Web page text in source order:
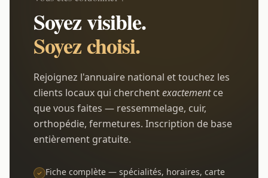
Soyez visible.
Soyez choisi.
Rejoignez l'annuaire national et touchez les
clients locaux qui cherchentexactementce
que vous faites — ressemmelage, cuir,
orthopédie, fermetures. Inscription de base
entièrement gratuite.
Fiche complète — spécialités, horaires, carte